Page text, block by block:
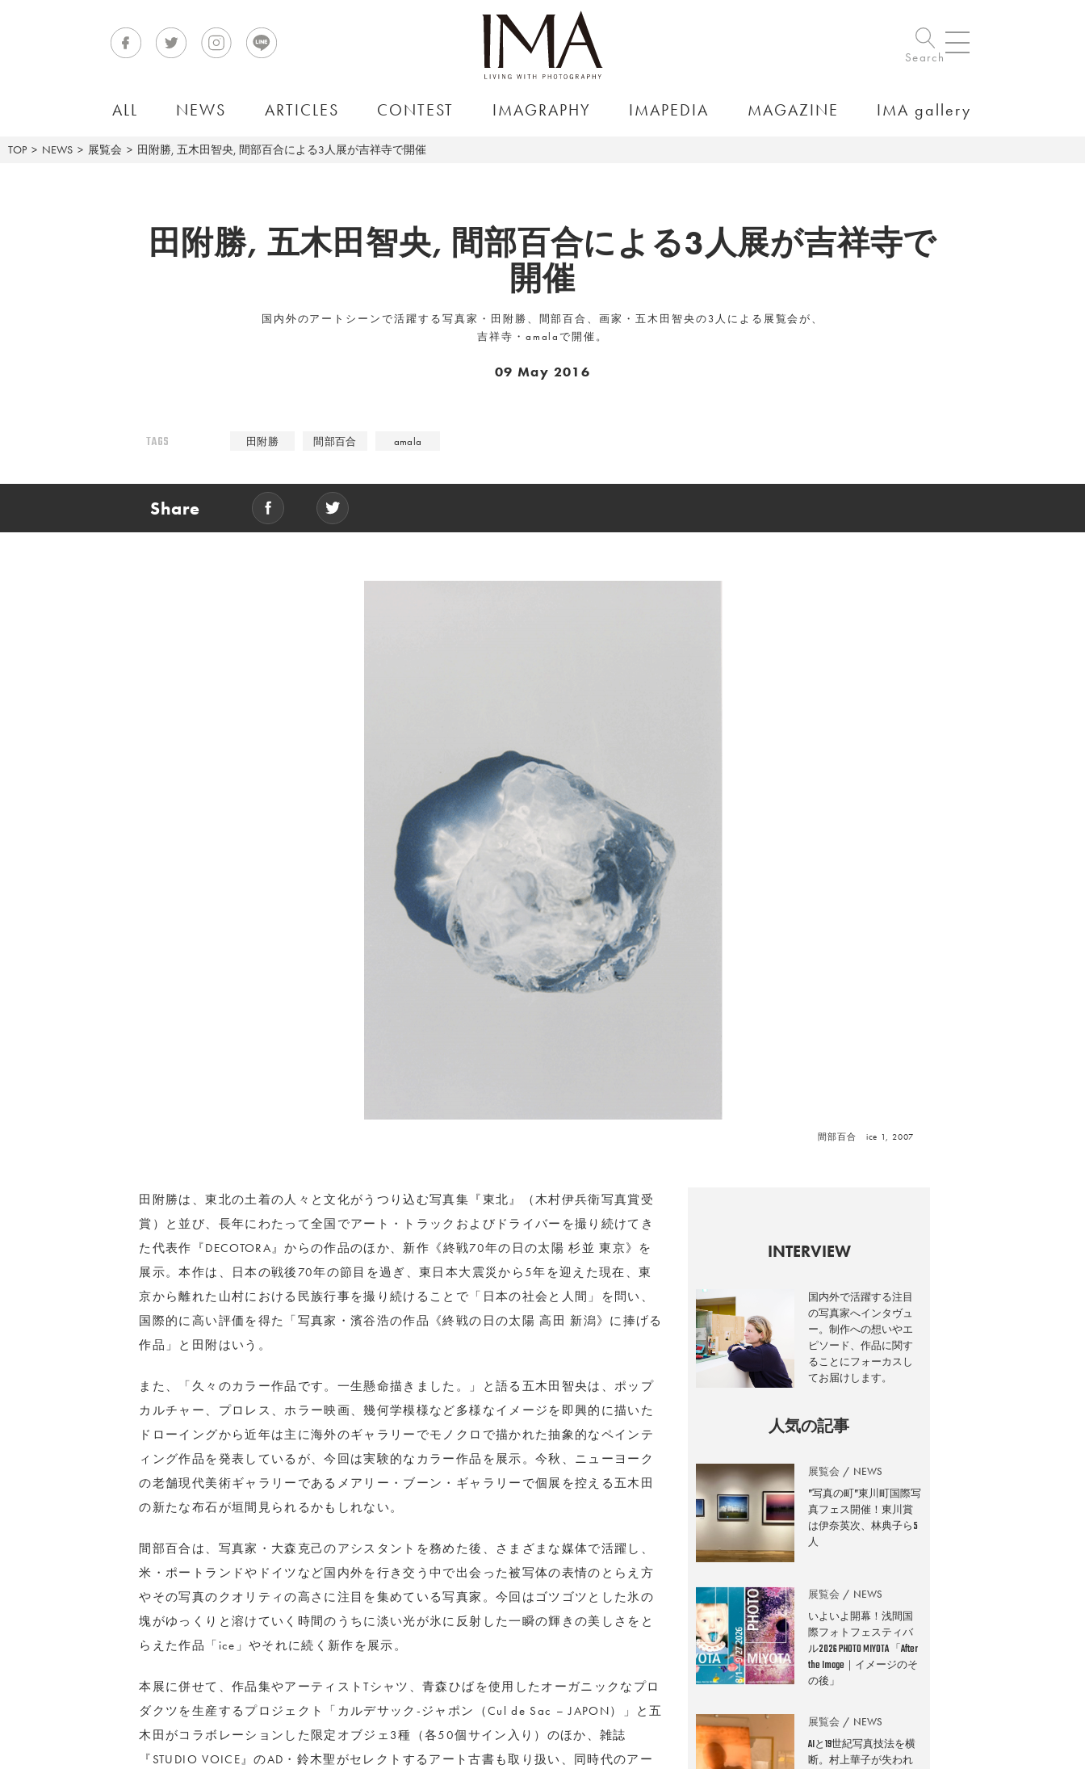
Search
ALL NEWS ARTICLES CONTEST IMAGRAPHY IMAPEDIA MAGAZINE IMA gallery
TOP NEWS 展覧会 田附勝, 五木田智央, 間部百合による3人展が吉祥寺で開催
田附勝, 五木田智央, 間部百合による3人展が吉祥寺で
開催
国内外のアートシーンで活躍する写真家・田附勝、間部百合、画家・五木田智央の3人による展覧会が、
吉祥寺・amalaで開催。
09 May 2016
TAGS 田附勝 間部百合 amala
Share
間部百合 ice 1, 2007
田附勝は、東北の土着の人々と文化がうつり込む写真集『東北』（木村伊兵衛写真賞受
賞）と並び、長年にわたって全国でアート・トラックおよびドライバーを撮り続けてき
た代表作『DECOTORA』からの作品のほか、新作《終戦70年の日の太陽 杉並 東京》を
展示。本作は、日本の戦後70年の節目を過ぎ、東日本大震災から5年を迎えた現在、東
京から離れた山村における民族行事を撮り続けることで「日本の社会と人間」を問い、
国際的に高い評価を得た「写真家・濱谷浩の作品《終戦の日の太陽 高田 新潟》に捧げる
作品」と田附はいう。
また、「久々のカラー作品です。一生懸命描きました。」と語る五木田智央は、ポップ
カルチャー、プロレス、ホラー映画、幾何学模様など多様なイメージを即興的に描いた
ドローイングから近年は主に海外のギャラリーでモノクロで描かれた抽象的なペインテ
ィング作品を発表しているが、今回は実験的なカラー作品を展示。今秋、ニューヨーク
の老舗現代美術ギャラリーであるメアリー・ブーン・ギャラリーで個展を控える五木田
の新たな布石が垣間見られるかもしれない。
間部百合は、写真家・大森克己のアシスタントを務めた後、さまざまな媒体で活躍し、
米・ポートランドやドイツなど国内外を行き交う中で出会った被写体の表情のとらえ方
やその写真のクオリティの高さに注目を集めている写真家。今回はゴツゴツとした氷の
塊がゆっくりと溶けていく時間のうちに淡い光が氷に反射した一瞬の輝きの美しさをと
らえた作品「ice」やそれに続く新作を展示。
本展に併せて、作品集やアーティストTシャツ、青森ひばを使用したオーガニックなプロ
ダクツを生産するプロジェクト「カルデサック-ジャポン（Cul de Sac – JAPON）」と五
木田がコラボレーションした限定オブジェ3種（各50個サイン入り）のほか、雑誌
『STUDIO VOICE』のAD・鈴木聖がセレクトするアート古書も取り扱い、同時代のアー
INTERVIEW
国内外で活躍する注目
の写真家へインタヴュ
ー。制作への想いやエ
ピソード、作品に関す
ることにフォーカスし
てお届けします。
人気の記事
展覧会 NEWS
”写真の町”東川町国際写
真フェス開催！東川賞
は伊奈英次、林典子ら5
人
展覧会 NEWS
いよいよ開幕！浅間国
際フォトフェスティバ
ル2026 PHOTO MIYOTA 「After
the Image｜イメージのそ
の後」
展覧会 NEWS
AIと19世紀写真技法を横
断。村上華子が失われ